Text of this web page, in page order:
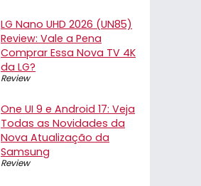
LG Nano UHD 2026 (UN85)
Review: Vale a Pena
Comprar Essa Nova TV 4K
da LG?
Review
One UI 9 e Android 17: Veja
Todas as Novidades da
Nova Atualização da
Samsung
Review